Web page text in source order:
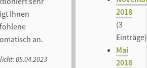
Ihnen
an.
05.04.2023
2018
(3
Einträge)
Mai
2018